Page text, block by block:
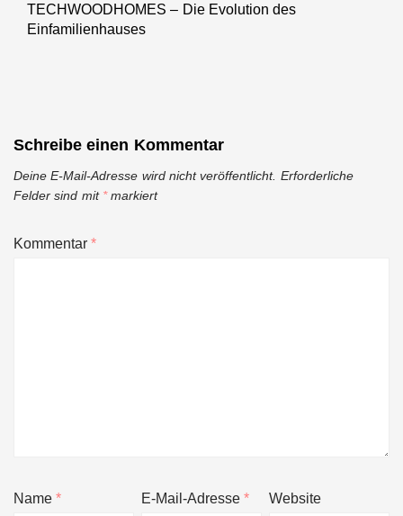
Next
post:
TECHWOODHOMES – Die Evolution des
Einfamilienhauses
Schreibe einen Kommentar
Deine E-Mail-Adresse wird nicht veröffentlicht. Erforderliche
Felder sind mit *markiert
Kommentar*
Name* E-Mail-Adresse* Website